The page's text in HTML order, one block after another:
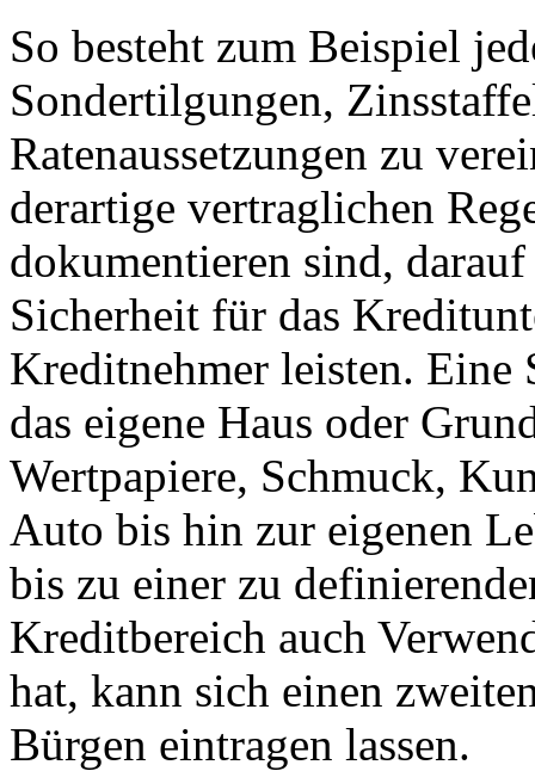
So besteht zum Beispiel
Sondertilgungen,
Ratenaussetzungen zu
derartige vertraglichen
dokumentieren sind,
Sicherheit für das
Kreditnehmer leisten. Eine
das eigene Haus oder
Wertpapiere, Schmuck,
Auto bis hin zur eigenen
bis zu einer zu
Kreditbereich auch
hat, kann sich einen
Bürgen eintragen lassen.